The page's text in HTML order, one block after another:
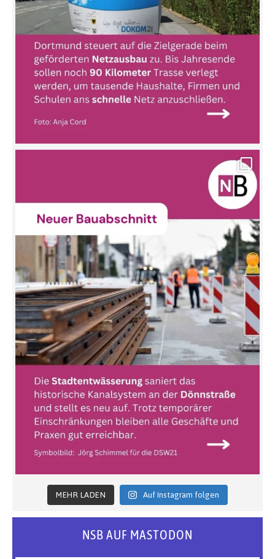
MEHR LADEN Auf Instagram folgen
NSB AUF MASTODON